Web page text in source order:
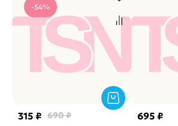
-54%
315 ₽ 690 ₽ 695 ₽